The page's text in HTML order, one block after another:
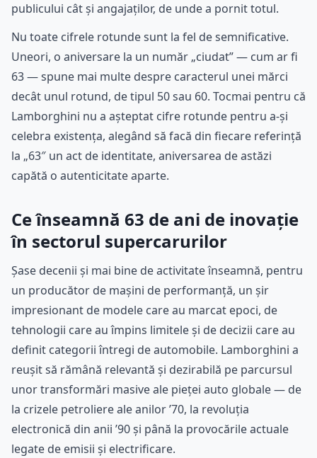
publicului cât și angajaților, de unde a pornit totul.
Nu toate cifrele rotunde sunt la fel de semnificative.
Uneori, o aniversare la un număr „ciudat” — cum ar fi
63 — spune mai multe despre caracterul unei mărci
decât unul rotund, de tipul 50 sau 60. Tocmai pentru că
Lamborghini nu a așteptat cifre rotunde pentru a-și
celebra existența, alegând să facă din fiecare referință
la „63″ un act de identitate, aniversarea de astăzi
capătă o autenticitate aparte.
Ce înseamnă 63 de ani de inovație
în sectorul supercarurilor
Șase decenii și mai bine de activitate înseamnă, pentru
un producător de mașini de performanță, un șir
impresionant de modele care au marcat epoci, de
tehnologii care au împins limitele și de decizii care au
definit categorii întregi de automobile. Lamborghini a
reușit să rămână relevantă și dezirabilă pe parcursul
unor transformări masive ale pieței auto globale — de
la crizele petroliere ale anilor ’70, la revoluția
electronică din anii ’90 și până la provocările actuale
legate de emisii și electrificare.